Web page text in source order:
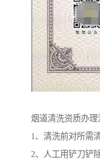
烟道清洗资质办理
1、清洗前对所需
2、人工用铲刀铲